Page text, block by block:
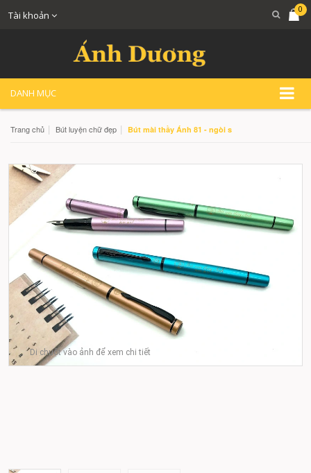
Tài khoản
0
DANH MỤC
Trang chủ | Bút luyện chữ đẹp | Bút mài thầy Ánh 81 - ngòi s
Di chuột vào ảnh để xem chi tiết